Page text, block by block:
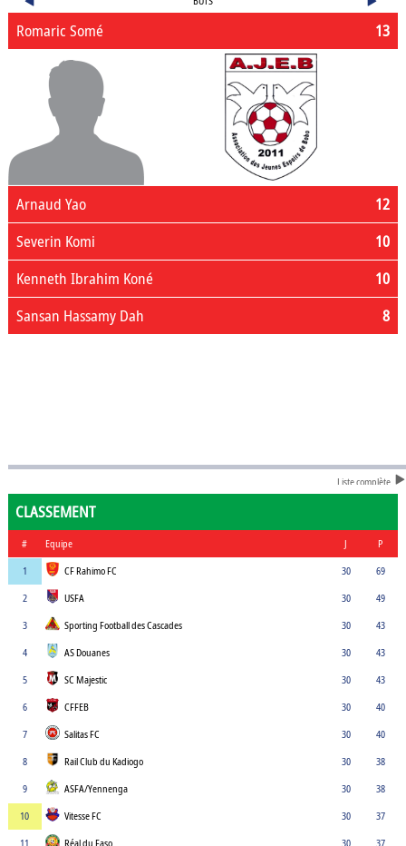
13
Romaric Somé
12
Arnaud Yao
10
Severin Komi
10
Kenneth Ibrahim Koné
8
Sansan Hassamy Dah
Liste complète
CLASSEMENT
# Equipe J
P
1
CF Rahimo FC 30
69
2
USFA 30
49
3
Sporting Football des Cascades 30
43
4
AS Douanes 30
43
5
SC Majestic 30
43
6
CFFEB 30
40
7
Salitas FC 30
40
8
Rail Club du Kadiogo 30
38
9
ASFA/Yennenga 30
38
10
Vitesse FC 30
37
11
Réal du Faso 30
37